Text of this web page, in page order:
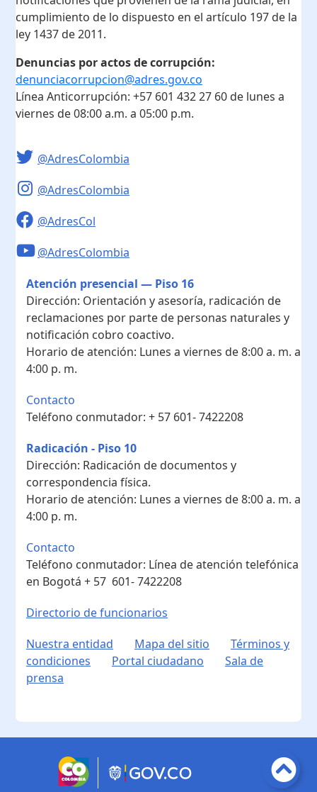
cumplimiento de lo dispuesto en el artículo 197 de la
ley 1437 de 2011.
Denuncias por actos de corrupción:
denunciacorrupcion@adres.gov.co
Línea Anticorrupción: +57 601 432 27 60 de lunes a
viernes de 08:00 a.m. a 05:00 p.m.
@AdresColombia
@AdresColombia
@AdresCol
@AdresColombia
Atención presencial — Piso 16
Dirección: Orientación y asesoría, radicación de
reclamaciones por parte de personas naturales y
notificación cobro coactivo.
Horario de atención: Lunes a viernes de 8:00 a. m. a
4:00 p. m.
Contacto
Teléfono conmutador: + 57 601- 7422208
Radicación - Piso 10
Dirección: Radicación de documentos y
correspondencia física.
Horario de atención: Lunes a viernes de 8:00 a. m. a
4:00 p. m.
Contacto
Teléfono conmutador: Línea de atención telefónica
en Bogotá ​+ 57 601- 7422208
Directorio de funcionarios
Nuestra entidad
Mapa del sitio
Términos y
condiciones
Portal ciudadano
Sala de
prensa